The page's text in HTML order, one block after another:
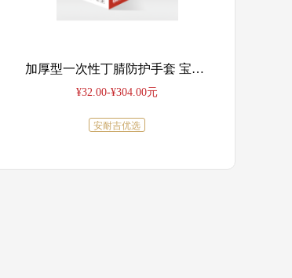
加厚型一次性丁腈防护手套 宝蓝色 M码 5g
¥32.00-¥304.00元
安耐吉优选